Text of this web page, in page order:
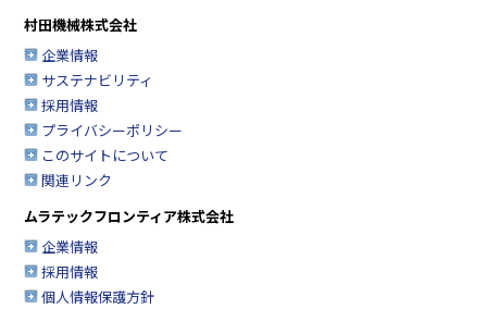
村田機械株式会社
企業情報
サステナビリティ
採用情報
プライバシーポリシー
このサイトについて
関連リンク
ムラテックフロンティア株式会社
企業情報
採用情報
個人情報保護方針